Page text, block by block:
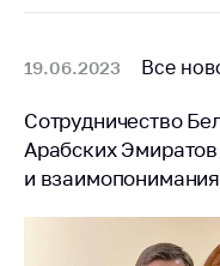
Сообщить о
Сообщить о
цен на
изделия
19.06.2023 Все
Сотрудничество
Арабских
и взаимопонимания